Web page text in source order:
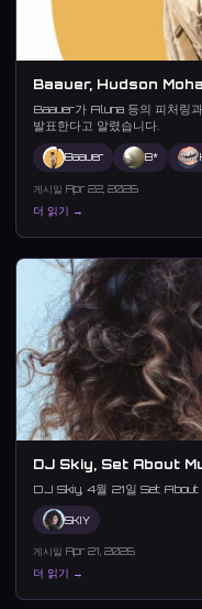
Baauer, Hudson
Baauer가 Aluna 등의 피처링
발표한다고 알렸습니다.
Baauer B*
게시일 Apr 22, 2026
더 읽기 →
DJ Skiy, Set About
DJ Skiy, 4월 21일 Set About
SKIY
게시일 Apr 21, 2026
더 읽기 →